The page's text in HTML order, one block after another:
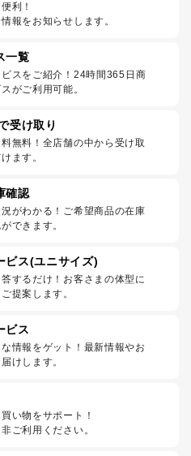
利！
報をお知らせします。
一覧
スをご紹介！24時間365日商
がご利用可能。
受け取り
無料！全店舗の中から受け取
ます。
確認
がわかる！ご希望商品の在庫
できます。
ビス(ユニサイズ)
するだけ！お客さまの体型に
提案します。
ビス
情報をゲット！最新情報やお
けします。
い物をサポート！
ご利用ください。